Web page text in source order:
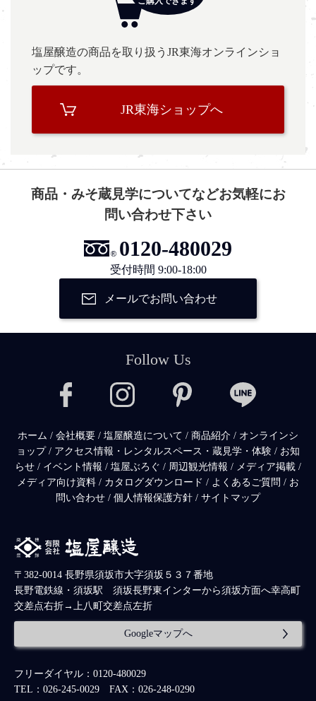
塩屋醸造の商品を取り扱うJR東海オンラインショ
ップです。
JR東海ショップへ
商品・みそ蔵見学についてなどお気軽にお
問い合わせ下さい
0120-480029
受付時間 9:00-18:00
メールでお問い合わせ
Follow Us
ホーム / 会社概要 / 塩屋醸造について / 商品紹介 / オンラインシ
ョップ/ アクセス情報・レンタルスペース・蔵見学・体験 / お知
らせ / イベント情報 / 塩屋ぶろぐ / 周辺観光情報 / メディア掲載 /
メディア向け資料 / カタログダウンロード / よくあるご質問 / お
問い合わせ / 個人情報保護方針 / サイトマップ
〒382-0014 長野県須坂市大字須坂５３７番地
長野電鉄線・須坂駅 須坂長野東インターから須坂方面へ幸高町
交差点右折→上八町交差点左折
Googleマップへ
フリーダイヤル：0120-480029
TEL：026-245-0029 FAX：026-248-0290